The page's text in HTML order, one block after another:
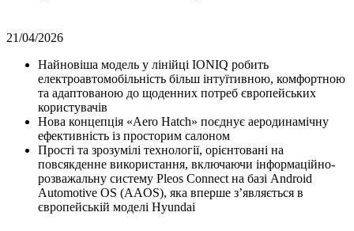
21/04/2026
Найновіша модель у лінійці IONIQ робить
електроавтомобільність більш інтуїтивною, комфортною
та адаптованою до щоденних потреб європейських
користувачів
Нова концепція «Aero Hatch» поєднує аеродинамічну
ефективність із просторим салоном
Прості та зрозумілі технології, орієнтовані на
повсякденне використання, включаючи інформаційно-
розважальну систему Pleos Connect на базі Android
Automotive OS (AAOS), яка вперше з’являється в
європейській моделі Hyundai